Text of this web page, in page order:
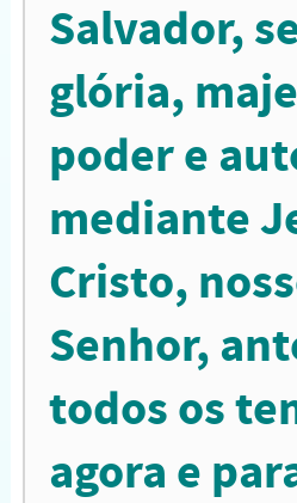
Salvador,
glória,
poder e
mediante
Cristo,
Senhor,
todos os
agora e